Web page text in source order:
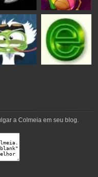
a Colmeia em seu blog.